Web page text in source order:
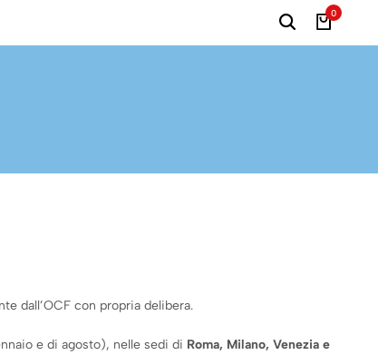
0
dall’OCF con propria delibera.
e di agosto), nelle sedi di Roma, Milano, Venezia e